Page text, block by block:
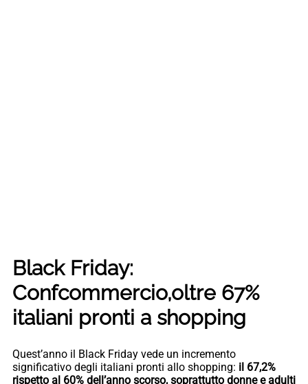
Black Friday:
Confcommercio,oltre 67%
italiani pronti a shopping
Quest’anno il Black Friday vede un incremento
significativo degli italiani pronti allo shopping: il 67,2%
rispetto al 60% dell’anno scorso, soprattutto donne e adulti